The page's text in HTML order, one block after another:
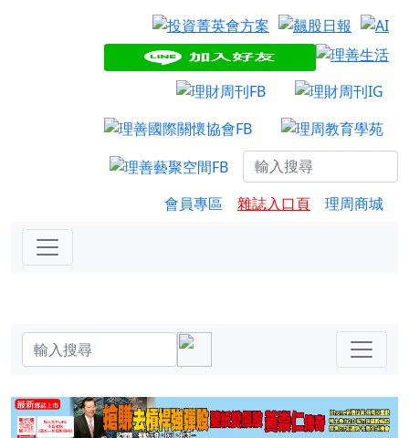
會員專區 雜誌入口頁 理周商城